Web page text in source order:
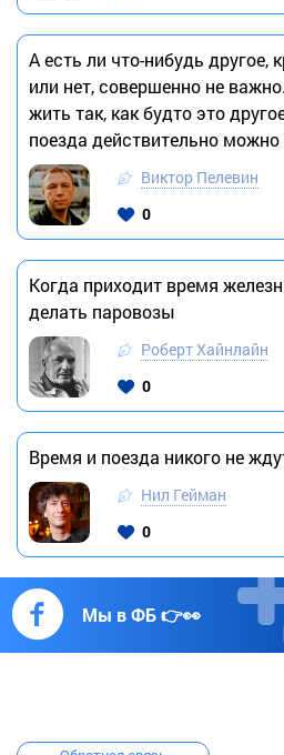
А есть ли что-нибудь другое,
или нет, совершенно не
жить так, как будто это
поезда действительно можно
Виктор Пелевин
0
Когда приходит время
делать паровозы
Роберт Хайнлайн
0
Время и поезда никого не
Нил Гейман
0
Мы в ФБ 👉👀